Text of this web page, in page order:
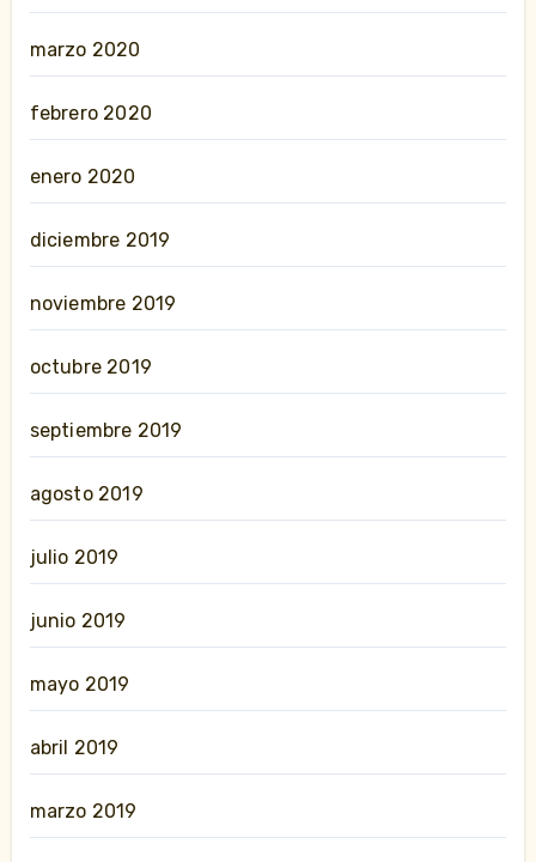
marzo 2020
febrero 2020
enero 2020
diciembre 2019
noviembre 2019
octubre 2019
septiembre 2019
agosto 2019
julio 2019
junio 2019
mayo 2019
abril 2019
marzo 2019